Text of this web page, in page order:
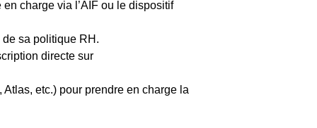
charge via l’AIF ou le dispositif
sa politique RH.
directe sur
etc.) pour prendre en charge la